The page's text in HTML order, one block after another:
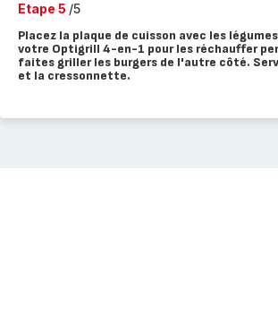
Etape 5 /5
Placez la plaque de cuisson avec les
votre Optigrill 4-en-1 pour les réchauffer
faites griller les burgers de l'autre côté.
et la cressonnette.